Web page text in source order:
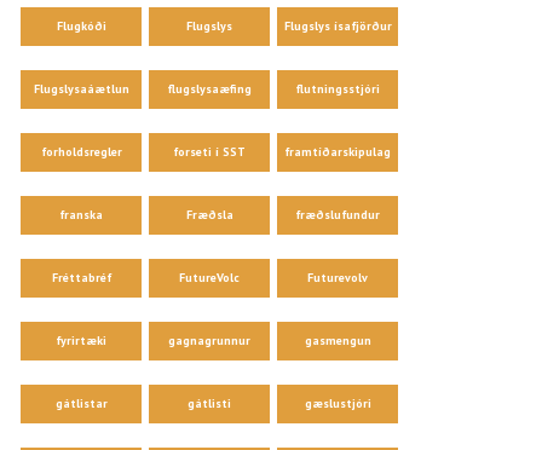
Flugkóði Flugslys Flugslys ísafjörður
Flugslysaáætlun flugslysaæfing flutningsstjóri
forholdsregler forseti í SST framtíðarskipulag
franska Fræðsla fræðslufundur
Fréttabréf FutureVolc Futurevolv
fyrirtæki gagnagrunnur gasmengun
gátlistar gátlisti gæslustjóri